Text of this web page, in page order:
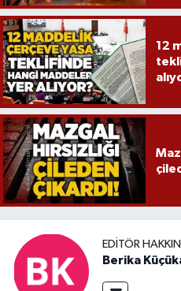
12
EDITÖR
Berika